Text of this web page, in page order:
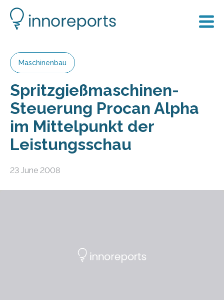
Maschinenbau
Spritzgießmaschinen-
Steuerung Procan Alpha
im Mittelpunkt der
Leistungsschau
23 June 2008